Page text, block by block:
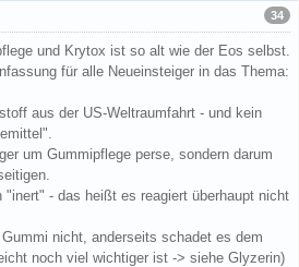
34
und Krytox ist so alt wie der Eos selbst.
für alle Neueinsteiger in das Thema:
aus der US-Weltraumfahrt - und kein
um Gummipflege perse, sondern darum
- das heißt es reagiert überhaupt nicht
nicht, anderseits schadet es dem
noch viel wichtiger ist -> siehe Glyzerin)